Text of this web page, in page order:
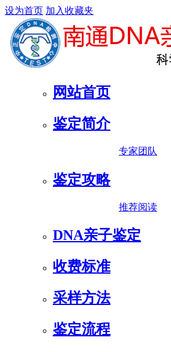
设为首页 加入收藏夹
网站首页
鉴定简介
专家团队
鉴定攻略
推荐阅读
DNA亲子鉴定
收费标准
采样方法
鉴定流程